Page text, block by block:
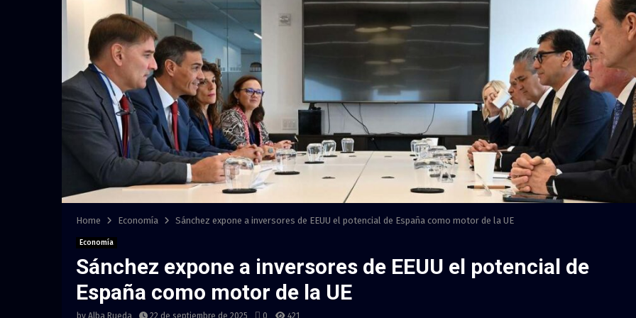
Home Economía Sánchez expone a inversores de EEUU el potencial de España como motor de la UE
Economía
Sánchez expone a inversores de EEUU el potencial de
España como motor de la UE
by Alba Rueda 22 de septiembre de 2025 0 421